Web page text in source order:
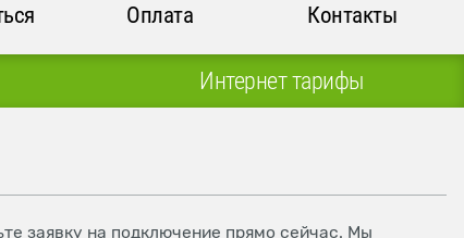
Оплата Контакты
Интернет тарифы
заявку на подключение прямо сейчас. Мы